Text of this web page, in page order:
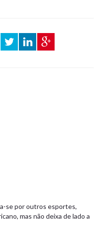
se por outros esportes,
mas não deixa de lado a